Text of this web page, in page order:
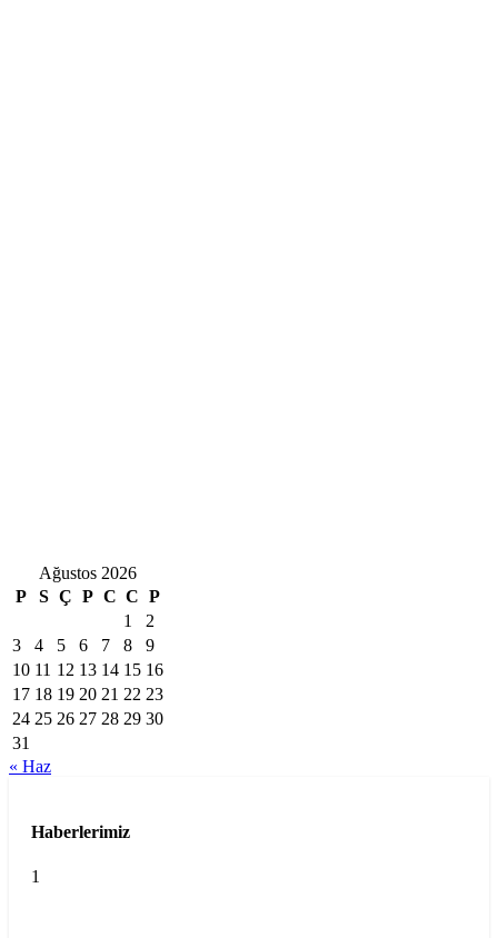
Ağustos 2026
P
S Ç P C C P
1
2
3
4 5 6 7 8
9
10 11 12 13 14 15 16
17 18 19 20 21 22 23
24 25 26 27 28 29 30
31
« Haz
Haberlerimiz
1